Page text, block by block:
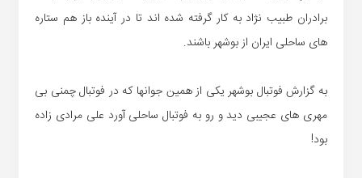
برادران طبیب نژاد به کار گرفته شده اند تا در آینده باز هم ستاره
های ساحلی ایران از بوشهر باشند.
به گزارش فوتبال بوشهر یکی از همین جوانها که در فوتبال چمنی بی
مهری های عجیبی دید و رو به فوتبال ساحلی آورد علی مرادی زاده
بود!